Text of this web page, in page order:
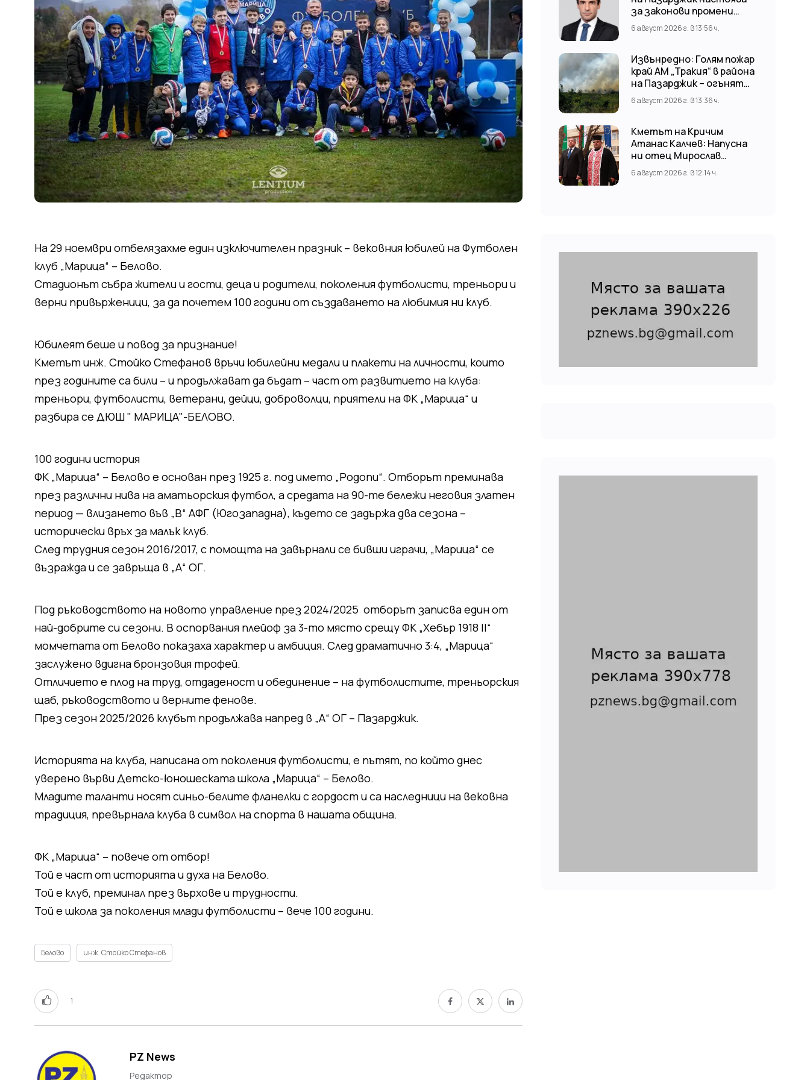
На 29 ноември отбелязахме един изключителен празник – вековния юбилей на Футболен
клуб „Марица“ – Белово.
Стадионът събра жители и гости, деца и родители, поколения футболисти, треньори и
верни привърженици, за да почетем 100 години от създаването на любимия ни клуб.
Юбилеят беше и повод за признание!
Кметът инж. Стойко Стефанов връчи юбилейни медали и плакети на личности, които
през годините са били – и продължават да бъдат – част от развитието на клуба:
треньори, футболисти, ветерани, дейци, доброволци, приятели на ФК „Марица“ и
разбира се ДЮШ " МАРИЦА"-БЕЛОВО.
100 години история
ФК „Марица“ – Белово е основан през 1925 г. под името „Родопи“. Отборът преминава
през различни нива на аматьорския футбол, а средата на 90-те бележи неговия златен
период — влизането във „В“ АФГ (Югозападна), където се задържа два сезона –
исторически връх за малък клуб.
След трудния сезон 2016/2017, с помощта на завърнали се бивши играчи, „Марица“ се
възражда и се завръща в „А“ ОГ.
Под ръководството на новото управление през 2024/2025 отборът записва един от
най-добрите си сезони. В оспорвания плейоф за 3-то място срещу ФК „Хебър 1918 II“
момчетата от Белово показаха характер и амбиция. След драматично 3:4, „Марица“
заслужено вдигна бронзовия трофей.
Отличието е плод на труд, отдаденост и обединение – на футболистите, треньорския
щаб, ръководството и верните фенове.
През сезон 2025/2026 клубът продължава напред в „А“ ОГ – Пазарджик.
Историята на клуба, написана от поколения футболисти, е пътят, по който днес
уверено върви Детско-юношеската школа „Марица“ – Белово.
Младите таланти носят синьо-белите фланелки с гордост и са наследници на вековна
традиция, превърнала клуба в символ на спорта в нашата община.
ФК „Марица“ – повече от отбор!
Той е част от историята и духа на Белово.
Той е клуб, преминал през върхове и трудности.
Той е школа за поколения млади футболисти – вече 100 години.
Белово инж. Стойко Стефанов
1
PZ News
Редактор
за законови промени
срещу риска от
наводнения
6 август 2026 г. в 13:56 ч.
Извънредно: Голям пожар
край АМ „Тракия“ в района
на Пазарджик – огънят
обхвана и лозови масиви
6 август 2026 г. в 13:36 ч.
Кметът на Кричим
Атанас Калчев: Напусна
ни отец Мирослав
Коларов
6 август 2026 г. в 12:14 ч.